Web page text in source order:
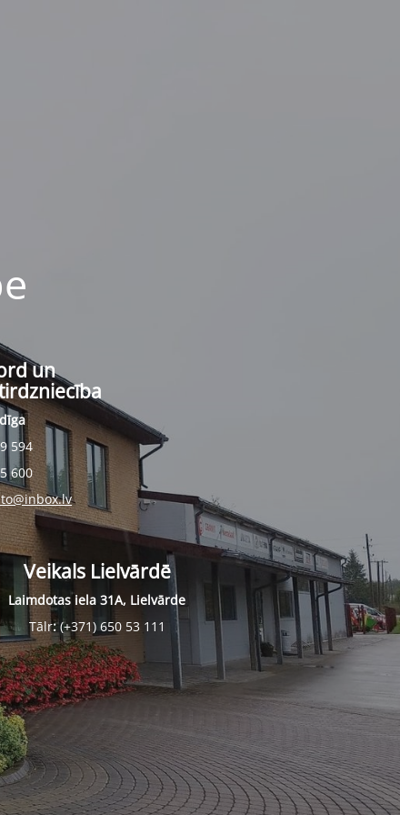
un
594
600
Veikals Lielvārdē
Laimdotas iela 31A, Lielvārde
Tālr:(+371) 650 53 111